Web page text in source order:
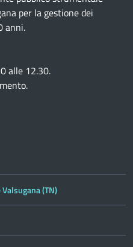
per la gestione dei
anni.
alle 12.30.
(TN)